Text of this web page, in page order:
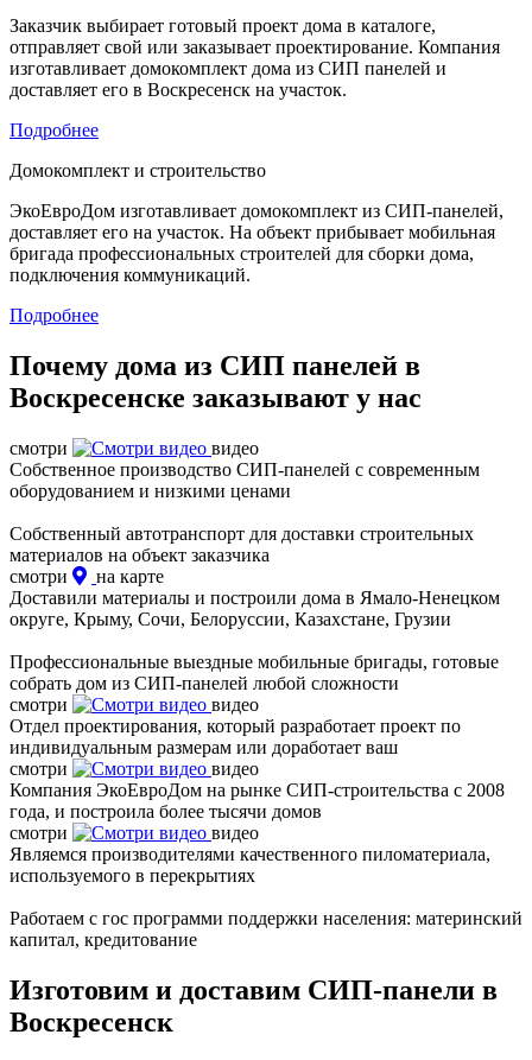
Заказчик выбирает готовый проект дома в каталоге,
отправляет свой или заказывает проектирование. Компания
изготавливает домокомплект дома из СИП панелей и
доставляет его в Воскресенск на участок.
Подробнее
Домокомплект и строительство
ЭкоЕвроДом изготавливает домокомплект из СИП-панелей,
доставляет его на участок. На объект прибывает мобильная
бригада профессиональных строителей для сборки дома,
подключения коммуникаций.
Подробнее
Почему дома из СИП панелей в
Воскресенске заказывают у нас
смотри
видео
Собственное производство СИП-панелей с современным
оборудованием и низкими ценами
Собственный автотранспорт для доставки строительных
материалов на объект заказчика
смотри
на карте
Доставили материалы и построили дома в Ямало-Ненецком
округе, Крыму, Сочи, Белоруссии, Казахстане, Грузии
Профессиональные выездные мобильные бригады, готовые
собрать дом из СИП-панелей любой сложности
смотри
видео
Отдел проектирования, который разработает проект по
индивидуальным размерам или доработает ваш
смотри
видео
Компания ЭкоЕвроДом на рынке СИП-строительства с 2008
года, и построила более тысячи домов
смотри
видео
Являемся производителями качественного пиломатериала,
используемого в перекрытиях
Работаем с гос программи поддержки населения: материнский
капитал, кредитование
Изготовим и доставим СИП-панели в
Воскресенск